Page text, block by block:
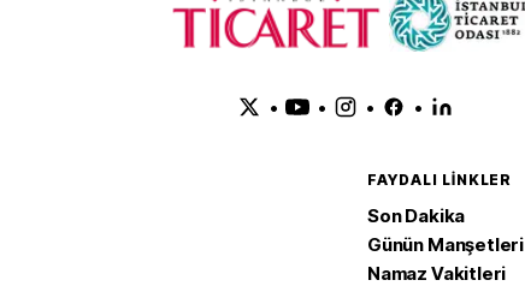
• • • •
FAYDALI LINKLER
Son Dakika
Günün Manşetleri
Namaz Vakitleri